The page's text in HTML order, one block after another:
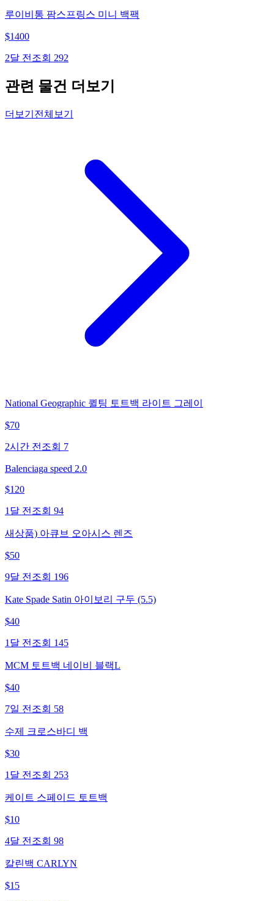
루이비통 팜스프링스 미니 백팩
$1400
2달 전 조회 292
관련 물건 더보기
더보기 전체보기
National Geographic 퀼팅 토트백 라이트 그레이
$70
2시간 전 조회 7
Balenciaga speed 2.0
$120
1달 전 조회 94
새상품) 아큐브 오아시스 렌즈
$50
9달 전 조회 196
Kate Spade Satin 아이보리 구두 (5.5)
$40
1달 전 조회 145
MCM 토트백 네이비 블랙L
$40
7일 전 조회 58
수제 크로스바디 백
$30
1달 전 조회 253
케이트 스페이드 토트백
$10
4달 전 조회 98
칼린백 CARLYN
$15